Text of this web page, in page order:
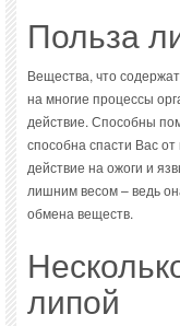
Польза
Вещества, что
на многие процессы
действие. Способны
способна спасти Вас
действие на ожоги и
лишним весом – ведь
обмена веществ.
липой